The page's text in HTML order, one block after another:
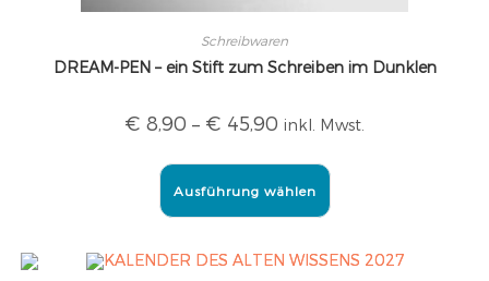
Schreibwaren
DREAM-PEN – ein Stift zum Schreiben im Dunklen
€ 8,90 – € 45,90 inkl. Mwst.
Ausführung wählen